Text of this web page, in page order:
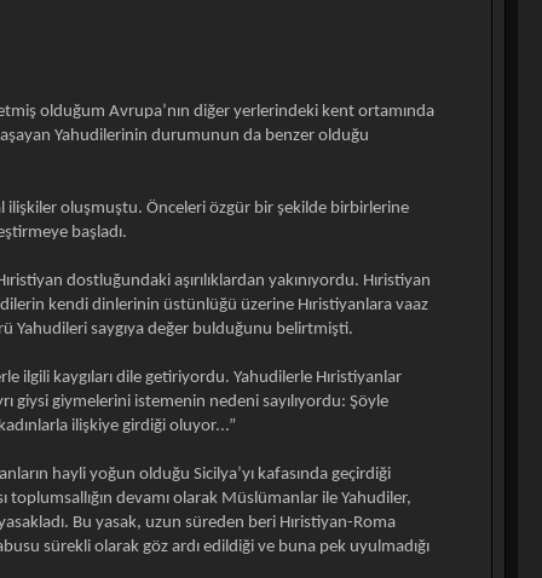
olduğum Avrupa’nın diğer yerlerindeki kent ortamında
Yahudilerinin durumunun da benzer olduğu
ilişkiler oluşmuştu. Önceleri özgür bir şekilde birbirlerine
başladı.
dostluğundaki aşırılıklardan yakınıyordu. Hıristiyan
kendi dinlerinin üstünlüğü üzerine Hıristiyanlara vaaz
Yahudileri saygıya değer bulduğunu belirtmişti.
ilgili kaygıları dile getiriyordu. Yahudilerle Hıristiyanlar
giysi giymelerini istemenin nedeni sayılıyordu: Şöyle
ilişkiye girdiği oluyor...”
hayli yoğun olduğu Sicilya’yı kafasında geçirdiği
devamı olarak Müslümanlar ile Yahudiler,
Bu yasak, uzun süreden beri Hıristiyan-Roma
sürekli olarak göz ardı edildiği ve buna pek uyulmadığı